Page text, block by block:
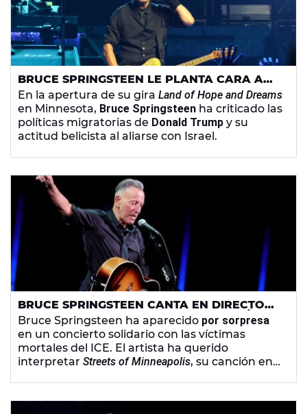
BRUCE SPRINGSTEEN LE PLANTA CARA A
TRUMP EN EL INICIO DE SU GIRA EN
MINEÁPOLIS
En la apertura de su gira Land of Hope and Dreams
en Minnesota, Bruce Springsteen ha criticado las
políticas migratorias de Donald Trump y su
actitud belicista al aliarse con Israel.
BRUCE SPRINGSTEEN CANTA EN DIRECTO
'STREETS OF MINNEAPOLIS', SU CANCIÓN
CONTRA EL ICE
Bruce Springsteen ha aparecido por sorpresa
en un concierto solidario con las víctimas
mortales del ICE. El artista ha querido
interpretar Streets of Minneapolis, su canción en